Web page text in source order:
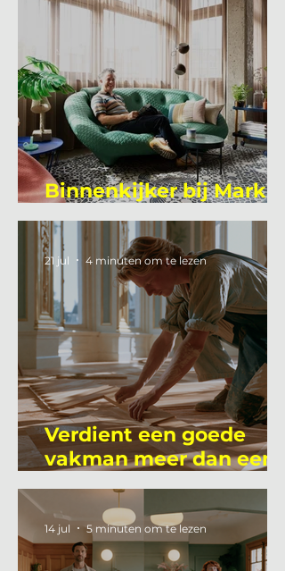
Binnenkijker bij Mark
Mutsaers
Verdient een goede
vakman meer dan een
gemiddelde
academicus?
21 jul 4 minuten om te lezen
14 jul 5 minuten om te lezen